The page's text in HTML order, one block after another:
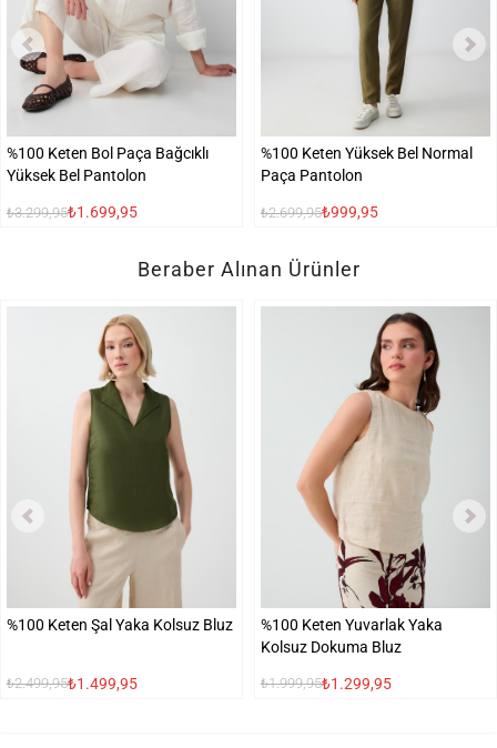
%100 Keten Bol Paça Bağcıklı
Yüksek Bel Pantolon
₺3.299,95₺1.699,95
%100 Keten Yüksek Bel Normal
Paça Pantolon
₺2.699,95₺999,95
Beraber Alınan Ürünler
%100 Keten Şal Yaka Kolsuz Bluz
₺2.499,95₺1.499,95
%100 Keten Yuvarlak Yaka
Kolsuz Dokuma Bluz
₺1.999,95₺1.299,95